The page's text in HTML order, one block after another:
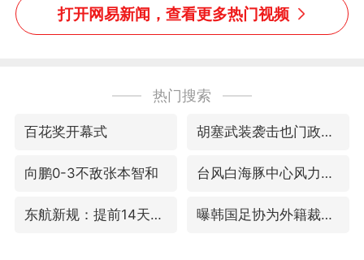
吗？”“或将成为首位考级
不带古筝的选手。”（来
打开网易新闻，查看更多热门视频
热门搜索
百花奖开幕式 胡塞武装袭击也门政府军军营
向鹏0-3不敌张本智和 台风白海豚中心风力增强
东航新规：提前14天可免费退改签 曝韩国足协为外籍裁判员安排色情招待